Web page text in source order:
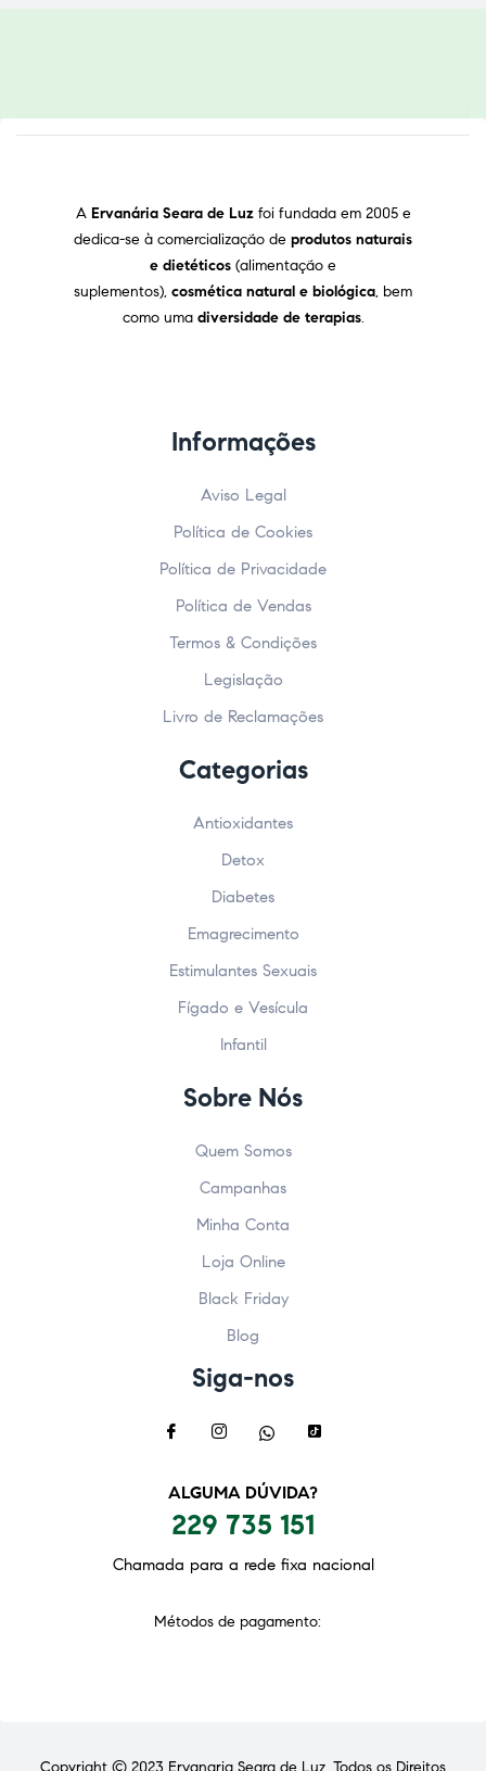
A Ervanária Seara de Luz foi fundada em 2005 e
dedica-se à comercialização de produtos naturais
e dietéticos (alimentação e
suplementos), cosmética natural e biológica, bem
como uma diversidade de terapias.
Informações
Aviso Legal
Política de Cookies
Política de Privacidade
Política de Vendas
Termos & Condições
Legislação
Livro de Reclamações
Categorias
Antioxidantes
Detox
Diabetes
Emagrecimento
Estimulantes Sexuais
Fígado e Vesícula
Infantil
Sobre Nós
Quem Somos
Campanhas
Minha Conta
Loja Online
Black Friday
Blog
Siga-nos
ALGUMA DÚVIDA?
229 735 151
Chamada para a rede fixa nacional
Métodos de pagamento:
Copyright © 2023 Ervanaria Seara de Luz . Todos os Direitos